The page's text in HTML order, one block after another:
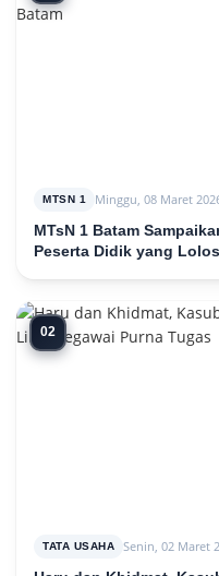
MTSN 1
Minggu, 08 Maret
MTsN 1 Batam
Peserta Didik yang
02
TATA USAHA
Senin, 02 Maret